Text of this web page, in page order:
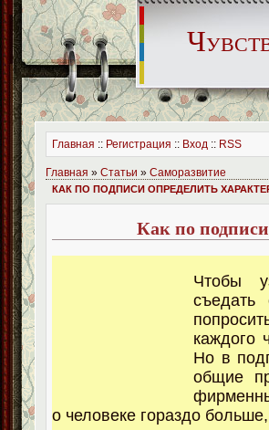
Главная :: Регистрация :: Вход :: RSS
Главная » Статьи » Саморазвитие
КАК ПО ПОДПИСИ ОПРЕДЕЛИТЬ
Как по
Чтобы
каждого
Но в
общие
о человеке гораздо